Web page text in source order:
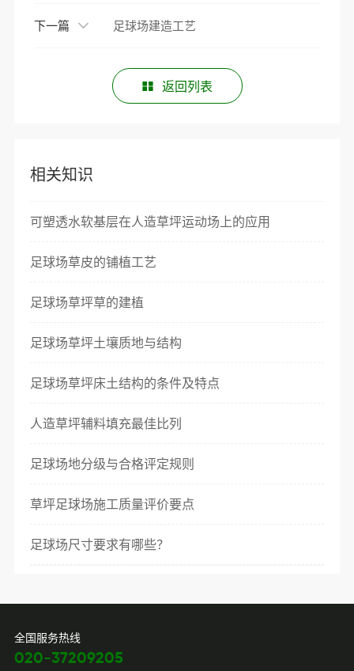
下一篇 足球场建造工艺
返回列表
相关知识
可塑透水软基层在人造草坪运动场上的应用
足球场草皮的铺植工艺
足球场草坪草的建植
足球场草坪土壤质地与结构
足球场草坪床土结构的条件及特点
人造草坪辅料填充最佳比列
足球场地分级与合格评定规则
草坪足球场施工质量评价要点
足球场尺寸要求有哪些？
全国服务热线
020-37209205